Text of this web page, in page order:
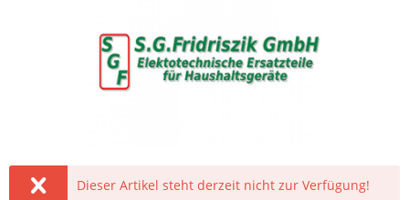
Dieser Artikel steht derzeit nicht zur Verfügung!